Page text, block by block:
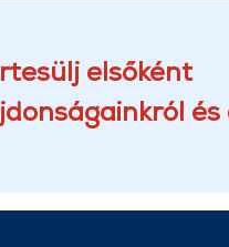
elsőként
és